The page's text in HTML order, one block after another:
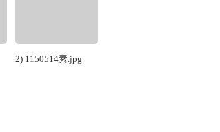
2) 1150514素.jpg